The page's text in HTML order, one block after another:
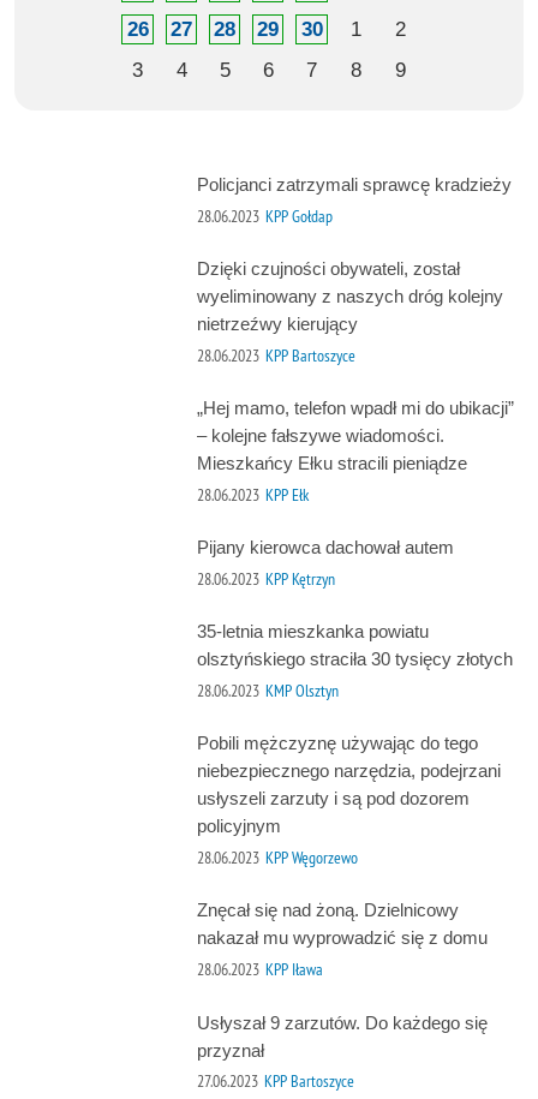
26
27 28 29 30 1
2
3
4 5 6 7 8 9
Policjanci zatrzymali sprawcę kradzieży
28.06.2023 KPP Gołdap
Dzięki czujności obywateli, został
wyeliminowany z naszych dróg kolejny
nietrzeźwy kierujący
28.06.2023 KPP Bartoszyce
„Hej mamo, telefon wpadł mi do ubikacji”
– kolejne fałszywe wiadomości.
Mieszkańcy Ełku stracili pieniądze
28.06.2023 KPP Ełk
Pijany kierowca dachował autem
28.06.2023 KPP Kętrzyn
35-letnia mieszkanka powiatu
olsztyńskiego straciła 30 tysięcy złotych
28.06.2023 KMP Olsztyn
Pobili mężczyznę używając do tego
niebezpiecznego narzędzia, podejrzani
usłyszeli zarzuty i są pod dozorem
policyjnym
28.06.2023 KPP Węgorzewo
Znęcał się nad żoną. Dzielnicowy
nakazał mu wyprowadzić się z domu
28.06.2023 KPP Iława
Usłyszał 9 zarzutów. Do każdego się
przyznał
27.06.2023 KPP Bartoszyce